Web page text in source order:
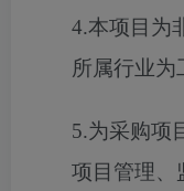
4.本项目为
所属行业为
5.为采购项
项目管理、